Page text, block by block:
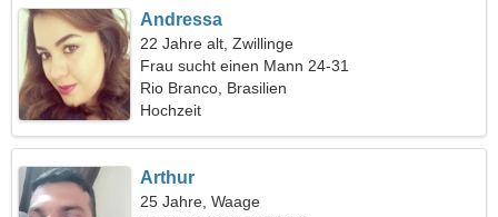
Andressa
22 Jahre alt, Zwillinge
Frau sucht einen Mann 24-31
Rio Branco, Brasilien
Hochzeit
Arthur
25 Jahre, Waage